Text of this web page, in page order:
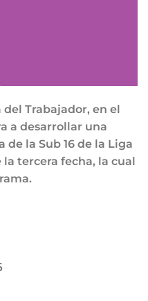
del Trabajador, en el
a desarrollar una
la Sub 16 de la Liga
tercera fecha, la cual